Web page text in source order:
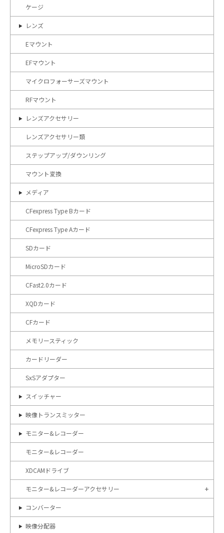
ケージ
レンズ
Eマウント
EFマウント
マイクロフォーサーズマウント
RFマウント
レンズアクセサリー
レンズアクセサリー類
ステップアップ/ダウンリング
マウント変換
メディア
CFexpress Type Bカード
CFexpress Type Aカード
SDカード
MicroSDカード
CFast2.0カード
XQDカード
CFカード
メモリースティック
カードリーダー
SxSアダプター
スイッチャー
映像トランスミッター
モニター&レコーダー
モニター&レコーダー
XDCAMドライブ
モニター&レコーダーアクセサリー
コンバーター
映像分配器